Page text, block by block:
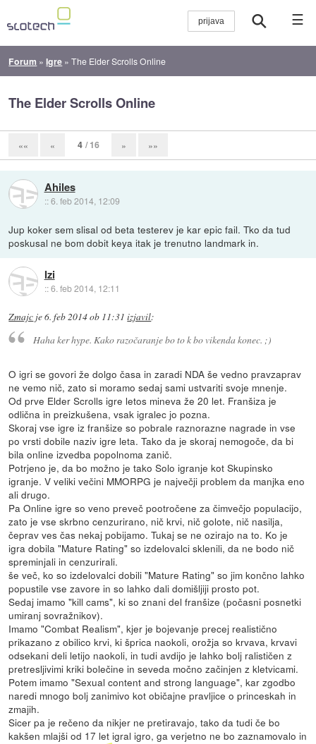
☰
Forum »Igre »The Elder Scrolls Online
The Elder Scrolls Online
«« « 4 / 16 » »»
Ahiles
::6. feb 2014, 12:09
Jup koker sem slisal od beta testerev je kar epic fail. Tko da tud
poskusal ne bom dobit keya itak je trenutno landmark in.
Izi
::6. feb 2014, 12:11
Zmajc je6. feb 2014 ob 11:31 izjavil:
Haha ker hype. Kako razočaranje bo to k bo vikenda konec. ;)
O igri se govori že dolgo časa in zaradi NDA še vedno pravzaprav
ne vemo nič, zato si moramo sedaj sami ustvariti svoje mnenje.
Od prve Elder Scrolls igre letos mineva že 20 let. Franšiza je
odlična in preizkušena, vsak igralec jo pozna.
Skoraj vse igre iz franšize so pobrale raznorazne nagrade in vse
po vrsti dobile naziv igre leta. Tako da je skoraj nemogoče, da bi
bila online izvedba popolnoma zanič.
Potrjeno je, da bo možno je tako Solo igranje kot Skupinsko
igranje. V veliki večini MMORPG je največji problem da manjka eno
ali drugo.
Pa Online igre so veno preveč pootročene za čimvečjo populacijo,
zato je vse skrbno cenzurirano, nič krvi, nič golote, nič nasilja,
čeprav ves čas nekaj pobijamo. Tukaj se ne ozirajo na to. Ko je
igra dobila "Mature Rating" so izdelovalci sklenili, da ne bodo nič
spreminjali in cenzurirali.
še več, ko so izdelovalci dobili "Mature Rating" so jim končno lahko
popustile vse zavore in so lahko dali domišljiji prosto pot.
Sedaj imamo "kill cams", ki so znani del franšize (počasni posnetki
umiranj sovražnikov).
Imamo "Combat Realism", kjer je bojevanje precej realistično
prikazano z obilico krvi, ki šprica naokoli, orožja so krvava, krvavi
odsekani deli letijo naokoli, in tudi avdijo je lahko bolj ralističen z
pretresljivimi kriki bolečine in seveda močno začinjen z kletvicami.
Potem imamo "Sexual content and strong language", kar zgodbo
naredi mnogo bolj zanimivo kot običajne pravljice o princeskah in
zmajih.
Sicer pa je rečeno da nikjer ne pretiravajo, tako da tudi če bo
kakšen mlajši od 17 let igral igro, ga verjetno ne bo zaznamovalo in